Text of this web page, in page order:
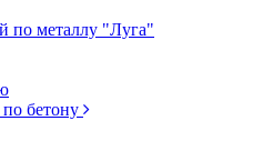
по металлу "Луга"
бетону